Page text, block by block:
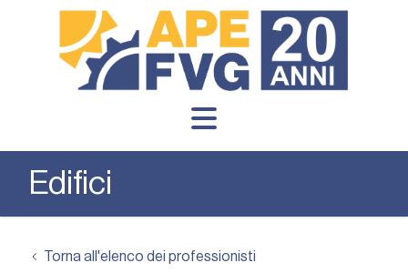
Edifici
Torna all'elenco dei professionisti